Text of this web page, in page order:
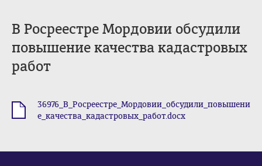
В Росреестре Мордовии обсудили
повышение качества кадастровых
работ
36976_В_Росреестре_Мордовии_обсудили_повышени
е_качества_кадастровых_работ.docx